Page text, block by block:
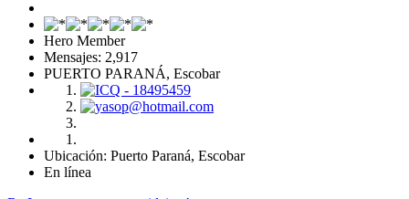
Hero Member
Mensajes: 2,917
PUERTO PARANÁ, Escobar
Ubicación: Puerto Paraná, Escobar
En línea